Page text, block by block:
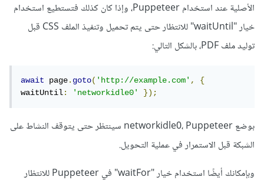
الأصلية عند استخدام Puppeteer، وإذا كان كذلك فتستطيع استخدام
خيار "waitUntil" للانتظار حتى يتم تحميل وتنفيذ الملف CSS قبل
توليد ملف PDF، بالشكل التالي:
await page.goto('http://example.com',
{
waitUntil: 'networkidle0' });
بوضع networkidle0، Puppeteer سينتظر حتى يتوقف النشاط على
الشبكة قبل الاستمرار في عملية التحويل.
وبإمكانك أيضًا استخدام خيار "waitFor" في Puppeteer للانتظار